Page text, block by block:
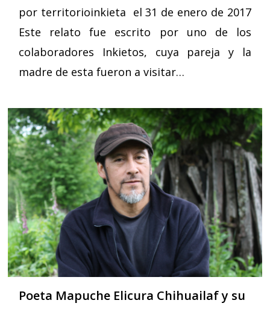
por territorioinkieta el 31 de enero de 2017
Este relato fue escrito por uno de los
colaboradores Inkietos, cuya pareja y la
madre de esta fueron a visitar…
Poeta Mapuche Elicura Chihuailaf y su